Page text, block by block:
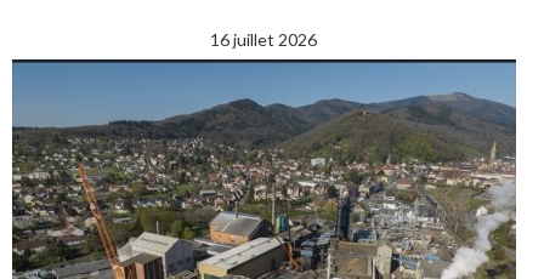
16 juillet 2026